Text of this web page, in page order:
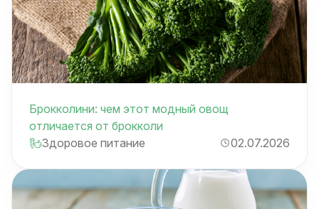
Брокколини: чем этот модный овощ
отличается от брокколи
Здоровое питание
02.07.2026